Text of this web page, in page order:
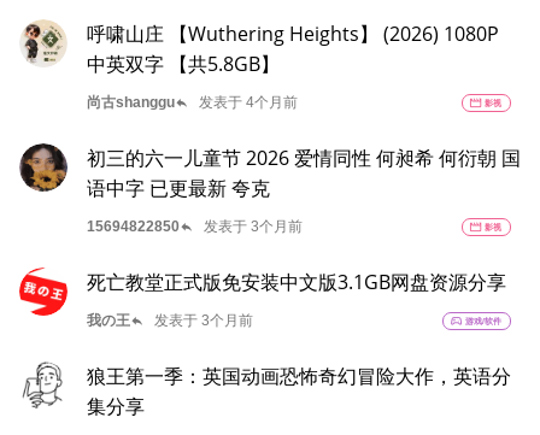
呼啸山庄 【Wuthering Heights】 (2026) 1080P
中英双字 【共5.8GB】
尚古shanggureply 发表于 4个月前 movie 影视
初三的六一儿童节 2026 爱情同性 何昶希 何衍朝 国
语中字 已更最新 夸克
15694822850reply 发表于 3个月前 movie 影视
死亡教堂正式版免安装中文版3.1GB网盘资源分享
我の王reply 发表于 3个月前 sports_esports 游戏/软件
狼王第一季：英国动画恐怖奇幻冒险大作，英语分
集分享